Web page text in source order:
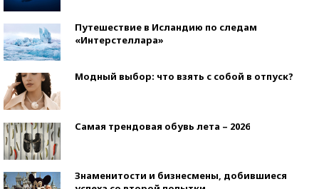
Путешествие в Исландию по следам
«Интерстеллара»
Модный выбор: что взять с собой в отпуск?
Самая трендовая обувь лета – 2026
Знаменитости и бизнесмены, добившиеся